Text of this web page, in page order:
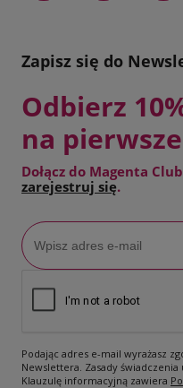
Zapisz się do
Odbierz
na
Dołącz do Magenta
zarejestruj się.
Podając adres e-mail wyrażasz
Newslettera. Zasady świadczenia
Klauzulę informacyjną zawiera